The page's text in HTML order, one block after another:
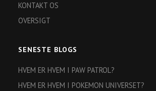
KONTAKT OS
OVERSIGT
SENESTE BLOGS
HVEM ER HVEM I PAW PATROL?
HVEM ER HVEM I POKEMON UNIVERSET?